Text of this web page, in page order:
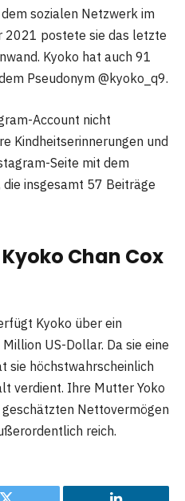
sozialen Netzwerk im
2021 postete sie das letzte
Kyoko hat auch 91
Pseudonym @kyoko_q9.
Account nicht
Kindheitserinnerungen und
Seite mit dem
insgesamt 57 Beiträge
Chan Cox
Kyoko über ein
US-Dollar. Da sie eine
sie höchstwahrscheinlich
verdient. Ihre Mutter Yoko
Nettovermögen
reich.